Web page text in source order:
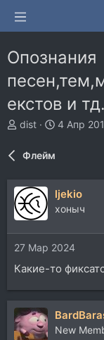
Опознания
екстов и тд.
А
р
т
е
м
dist
Д
н
а
ч
а
4 Апр
Флейм
ljekio
хоныч
27 Мар 2024
Какие-то
New